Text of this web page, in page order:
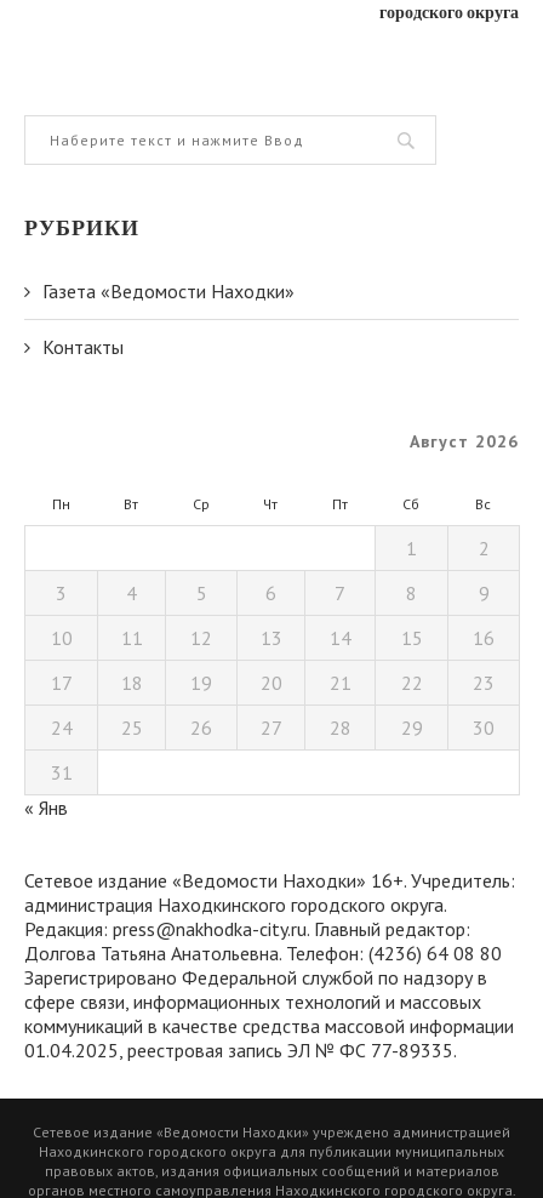
городского округа
РУБРИКИ
Газета «Ведомости Находки»
Контакты
Август 2026
Пн Вт Ср Чт Пт Сб Вс
1
2
3
4 5 6 7 8
9
10
11 12 13 14 15
16
17
18 19 20 21 22
23
24
25 26 27 28 29
30
31
« Янв
Сетевое издание «Ведомости Находки» 16+. Учредитель:
администрация Находкинского городского округа.
Редакция: press@nakhodka-city.ru. Главный редактор:
Долгова Татьяна Анатольевна. Телефон: (4236) 64 08 80
Зарегистрировано Федеральной службой по надзору в
сфере связи, информационных технологий и массовых
коммуникаций в качестве средства массовой информации
01.04.2025, реестровая запись ЭЛ № ФС 77-89335.
Сетевое издание «Ведомости Находки» учреждено администрацией
Находкинского городского округа для публикации муниципальных
правовых актов, издания официальных сообщений и материалов
органов местного самоуправления Находкинского городского округа.